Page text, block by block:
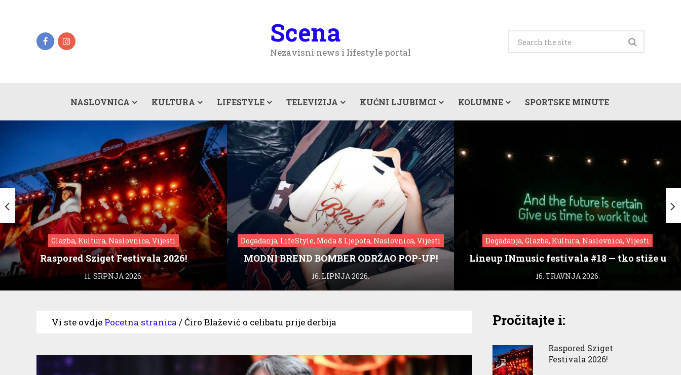
Scena
Nezavisni news i lifestyle portal
NASLOVNICA KULTURA LIFESTYLE TELEVIZIJA KUĆNI LJUBIMCI KOLUMNE SPORTSKE MINUTE
Glazba, Kultura, Naslovnica, Vijesti
Raspored Sziget Festivala 2026!
11. SRPNJA 2026.
Događanja, LifeStyle, Moda & Ljepota, Naslovnica, Vijesti
MODNI BREND BOMBER ODRŽAO POP-UP!
16. LIPNJA 2026.
Događanja, Glazba, Kultura, Naslovnica, Vijesti
Lineup INmusic festivala #18 — tko stiže u
Zagreb?
16. TRAVNJA 2026.
Vi ste ovdje Pocetna stranica /Ćiro Blažević o celibatu prije derbija Pročitajte i:
Raspored Sziget
Festivala 2026!